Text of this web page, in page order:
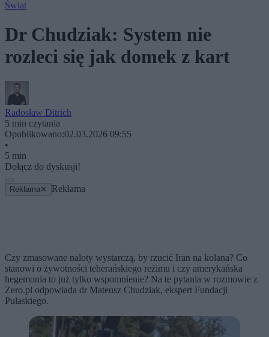
Świat
Dr Chudziak: System nie
rozleci się jak domek z kart
Radosław Ditrich
5 min czytania
Opublikowano:02.03.2026 09:55
•
5 min
Dołącz do dyskusji!
Reklama ✕ Reklama
Czy zmasowane naloty wystarczą, by rzucić Iran na kolana? Co
stanowi o żywotności teherańskiego reżimu i czy amerykańska
hegemonia to już tylko wspomnienie? Na te pytania w rozmowie z
Zero.pl odpowiada dr Mateusz Chudziak, ekspert Fundacji
Pułaskiego.